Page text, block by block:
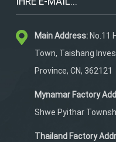
Schnalle dieses
Skischuhrucksacks
kältebeständig, wasEs
Snowboardsport.
Main Address:No.11
Town, Taishang
Province, CN, 362121
Mynamar Factory
Shwe Pyithar
Thailand Factory